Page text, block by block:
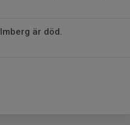
är död.